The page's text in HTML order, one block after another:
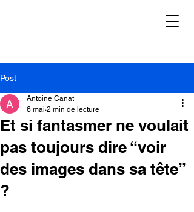
Post
Et si fantasmer ne voulait
pas toujours dire “voir
des images dans sa tête”
?
Antoine Canat
6 mai 2 min de lecture